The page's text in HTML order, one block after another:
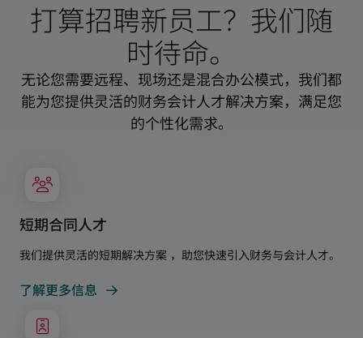
打算招聘新员工？我们随
时待命。
无论您需要远程、现场还是混合办公模式，我们都
能为您提供灵活的财务会计人才解决方案，满足您
的个性化需求。
短期合同人才
我们提供灵活的短期解决方案 ，助您快速引入财务与会计人才。
了解更多信息